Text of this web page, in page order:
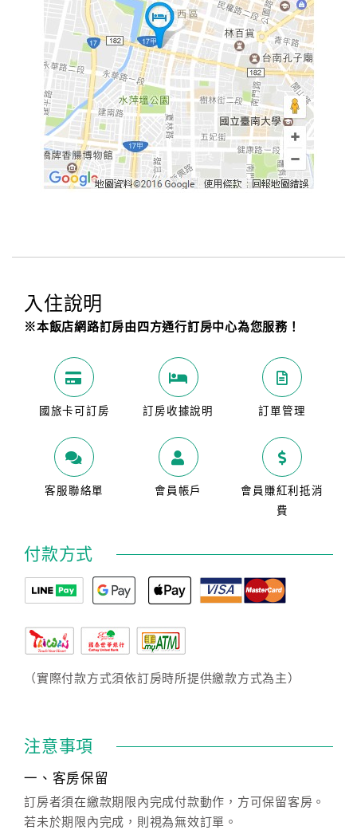
入住說明
※本飯店網路訂房由四方通行訂房中心為您服務！
國旅卡可訂房 訂房收據說明 訂單管理
客服聯絡單 會員帳戶
會員賺紅利抵消
費
付款方式
（實際付款方式須依訂房時所提供繳款方式為主）
注意事項
一、客房保留
訂房者須在繳款期限內完成付款動作，方可保留客房。
若未於期限內完成，則視為無效訂單。